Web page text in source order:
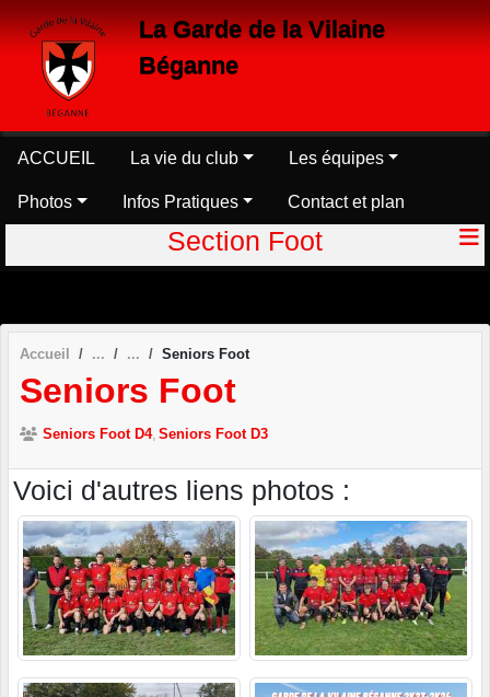
La Garde de la Vilaine
Béganne
ACCUEIL La vie du club Les équipes
Photos Infos Pratiques Contact et plan
Section Foot
Accueil Seniors Foot
Seniors Foot
Seniors Foot D4 Seniors Foot D3
Voici d'autres liens photos :
Panneau de gestion des cookies